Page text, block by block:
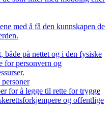
med å få den kunnskapen de
både på nettet og i den fysiske
for personvern og
for å legge til rette for trygge
og offentlige